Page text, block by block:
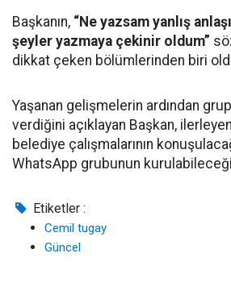
Başkanın, “Ne yazsam yanlış
şeyler yazmaya çekinir oldum”
dikkat çeken bölümlerinden biri
Yaşanan gelişmelerin ardından
verdiğini açıklayan Başkan,
belediye çalışmalarının
WhatsApp grubunun
Etiketler :
Cemil tugay
Güncel